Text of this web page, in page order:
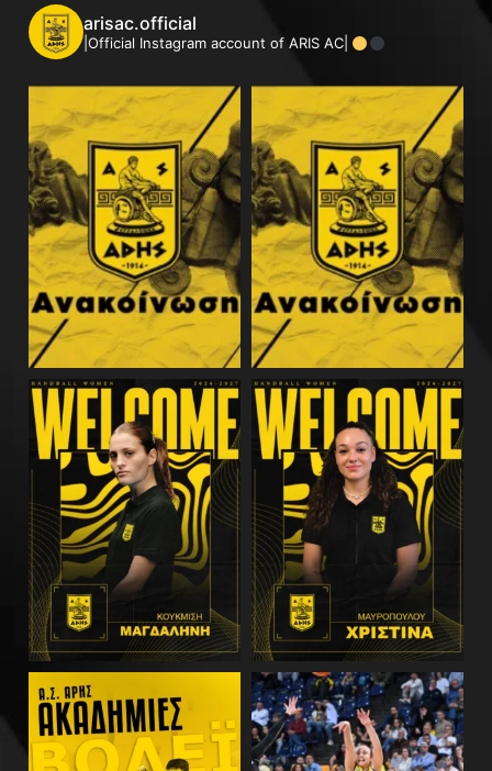
arisac.official
|Official Instagram account of ARIS AC|